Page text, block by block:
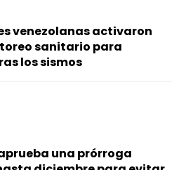
venezolanas activaron
sanitario para
los sismos
aprueba una prórroga